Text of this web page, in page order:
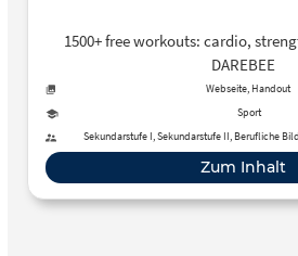
1500+ free workouts: cardio,
DAREBEE
Webseite, Handout
Sport
Sekundarstufe I, Sekundarstufe II, Berufliche
Zum Inhalt